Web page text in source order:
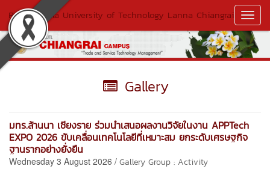
Rajamangala University of Technology Lanna Chiangrai
Gallery
มทร.ล้านนา เชียงราย ร่วมนำเสนอผลงานวิจัยในงาน APPTech
EXPO 2026 ขับเคลื่อนเทคโนโลยีที่เหมาะสม ยกระดับเศรษฐกิจ
ฐานรากอย่างยั่งยืน
Wednesday 3 August 2026 / Gallery Group : Activity